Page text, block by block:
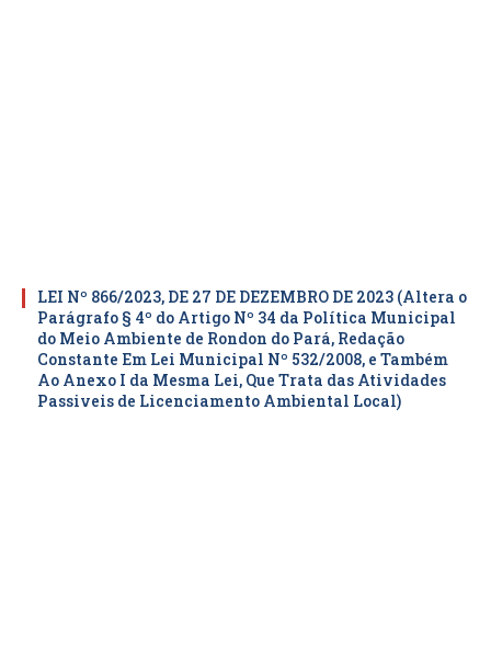
LEI Nº 866/2023, DE 27 DE DEZEMBRO DE 2023 (Altera o
Parágrafo § 4º do Artigo Nº 34 da Política Municipal
do Meio Ambiente de Rondon do Pará, Redação
Constante Em Lei Municipal Nº 532/2008, e Também
Ao Anexo I da Mesma Lei, Que Trata das Atividades
Passiveis de Licenciamento Ambiental Local)